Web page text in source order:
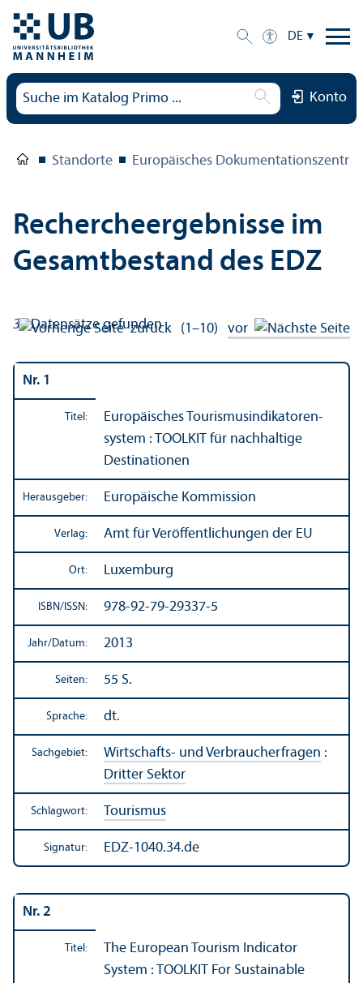
DE
Konto
Standorte Europäisches
Rechercheergebnisse im
Gesamtbestand des EDZ
38Datensätze gefunden
zurück (1–10) vor
Nr. 1
Titel:
Europäisches Tourismusindikatoren­
system : TOOLKIT für nachhaltige
Destinationen
Herausgeber: Europäische Kommission
Verlag: Amt für Veröffentlichungen der EU
Ort: Luxemburg
ISBN/ ISSN: 978-92-79-29337-5
Jahr/Datum: 2013
Seiten: 55 S.
Sprache: dt.
Sachgebiet: Wirtschafts- und Verbraucherfragen :
Dritter Sektor
Schlagwort: Tourismus
Signatur: EDZ-1040.34.de
Nr. 2
Titel:
The European Tourism Indicator
System : TOOLKIT For Sustainable